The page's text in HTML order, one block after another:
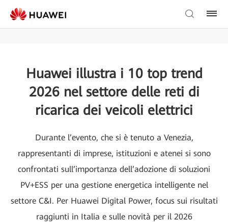
Huawei illustra i 10 top trend
2026 nel settore delle reti di
ricarica dei veicoli elettrici
Durante l’evento, che si è tenuto a Venezia,
rappresentanti di imprese, istituzioni e atenei si sono
confrontati sull’importanza dell’adozione di soluzioni
PV+ESS per una gestione energetica intelligente nel
settore C&I. Per Huawei Digital Power, focus sui risultati
raggiunti in Italia e sulle novità per il 2026